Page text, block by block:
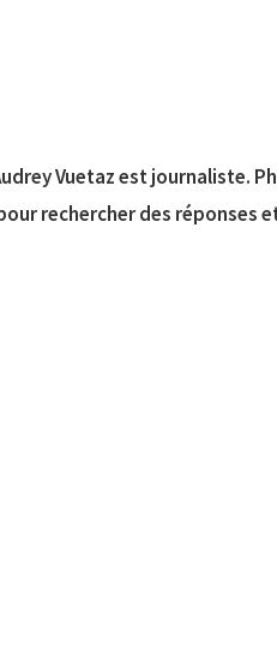
Vuetaz est journaliste.
rechercher des